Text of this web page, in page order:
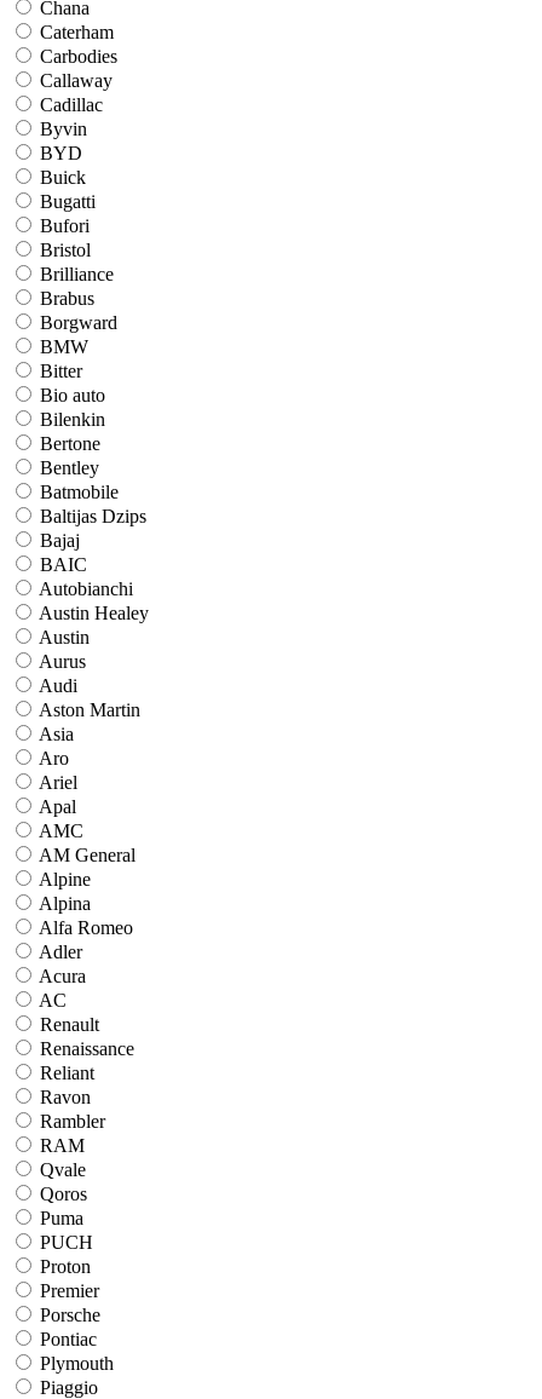
Chana
Caterham
Carbodies
Callaway
Cadillac
Byvin
BYD
Buick
Bugatti
Bufori
Bristol
Brilliance
Brabus
Borgward
BMW
Bitter
Bio auto
Bilenkin
Bertone
Bentley
Batmobile
Baltijas Dzips
Bajaj
BAIC
Autobianchi
Austin Healey
Austin
Aurus
Audi
Aston Martin
Asia
Aro
Ariel
Apal
AMC
AM General
Alpine
Alpina
Alfa Romeo
Adler
Acura
AC
Renault
Renaissance
Reliant
Ravon
Rambler
RAM
Qvale
Qoros
Puma
PUCH
Proton
Premier
Porsche
Pontiac
Plymouth
Piaggio